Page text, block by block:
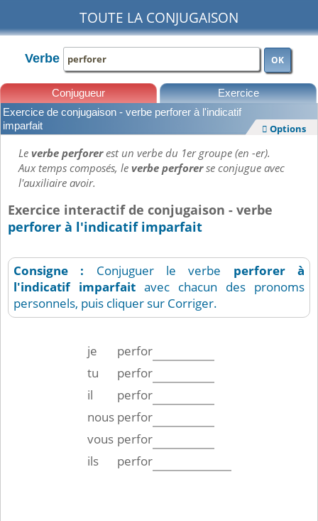
TOUTE LA CONJUGAISON
Verbe OK
Conjugueur Exercice
Leçons
Exercice de conjugaison - verbe perforer à l'indicatif
imparfait
 Options
Leverbe perforerest un verbe du 1er groupe (en -er).
Aux temps composés, leverbe perforerse conjugue avec
l'auxiliaire avoir.
Exercice interactif de conjugaison - verbe
perforer à l'indicatif imparfait
Consigne : Conjuguer le verbe perforer
à
l'indicatif imparfait avec chacun des pronoms
personnels, puis cliquer sur Corriger.
je
perfor
tu
perfor
il
perfor
nous perfor
vous perfor
ils
perfor